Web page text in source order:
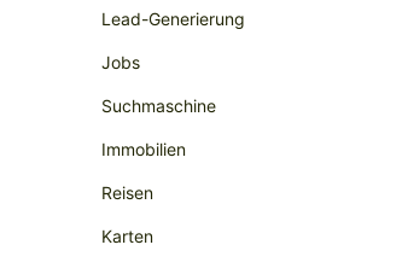
Lead-Generierung
Jobs
Suchmaschine
Immobilien
Reisen
Karten